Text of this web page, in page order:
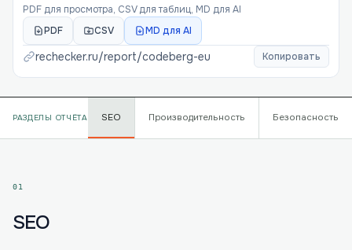
PDF для просмотра, CSV для таблиц, MD для AI
PDF
CSV MD для AI
rechecker.ru/report/codeberg-eu Копировать
РАЗДЕЛЫ ОТЧЁТА SEO Производительность Безопасность
01
SEO